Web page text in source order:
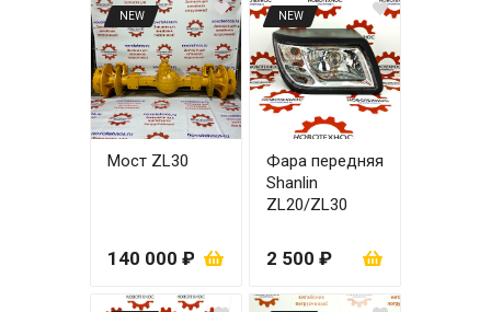
NEW
Мост ZL30
140 000 ₽
NEW
Фара передняя
Shanlin
ZL20/ZL30
2 500 ₽